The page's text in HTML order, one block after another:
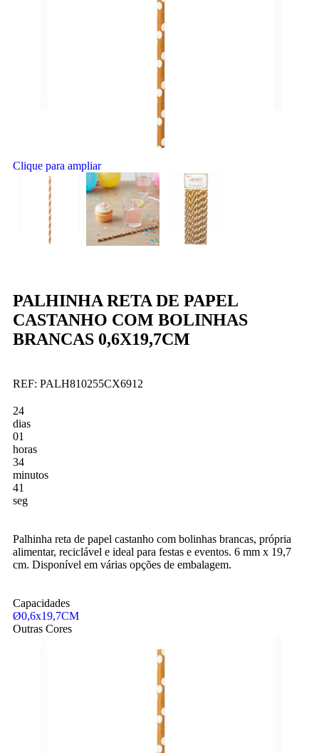
Clique para ampliar
PALHINHA RETA DE PAPEL
CASTANHO COM BOLINHAS
BRANCAS 0,6X19,7CM
REF: PALH810255CX6912
24
dias
01
horas
34
minutos
40
seg
Palhinha reta de papel castanho com bolinhas brancas, própria
alimentar, reciclável e ideal para festas e eventos. 6 mm x 19,7
cm. Disponível em várias opções de embalagem.
Capacidades
Ø0,6x19,7CM
Outras Cores